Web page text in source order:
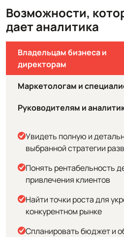
Возможности,
дает аналитика
Владельцам бизнеса и
директорам
Маркетологам и
Руководителям и
Увидеть полную и
выбранной стратегии
Понять рентабельность
привлечения клиентов
Найти точки роста для
конкурентном рынке
Спланировать бюджет и